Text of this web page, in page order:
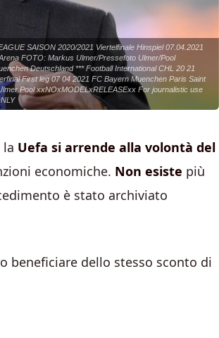
SAISON 2020/2021 Viertelfinale Hinspiel 07.04.2021
FOTO: Markus Ulmer/Pressefoto Ulmer/Pool
Deutschland *** Football International CHL 20 21
First leg 07 04 2021 FC Bayern Muenchen Paris Saint
Pool xxNOxMODELxRELEASExx For journalistic use
Uefa si arrende alla volontà del
economiche. Non esiste più
è stato archiviato
beneficiare dello stesso sconto di